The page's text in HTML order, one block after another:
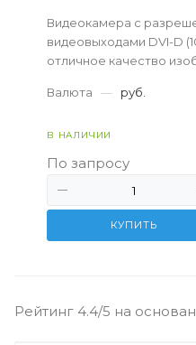
Видеокамера с
видеовыходами DVI-D
отличное качество
Валюта — руб.
В НАЛИЧИИ
По запросу
КУПИТЬ
Рейтинг 4.4/5 на